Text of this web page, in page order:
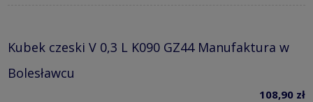
Kubek czeski V 0,3 L K090 GZ44 Manufaktura w
Bolesławcu
108,90 zł